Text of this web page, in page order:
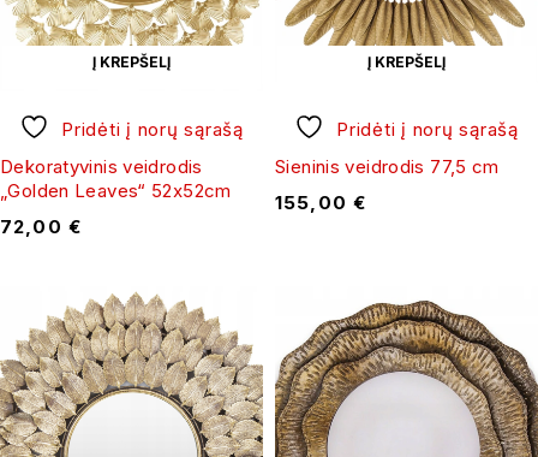
Į KREPŠELĮ
Pridėti į norų sąrašą
Dekoratyvinis veidrodis
„Golden Leaves“ 52x52cm
72,00 €
Į KREPŠELĮ
Pridėti į norų sąrašą
Sieninis veidrodis 77,5 cm
155,00 €